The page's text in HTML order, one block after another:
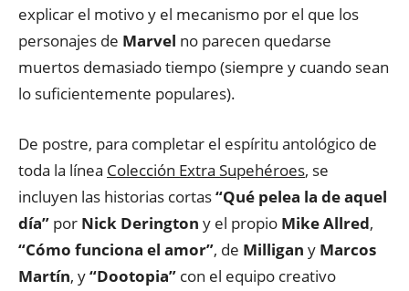
explicar el motivo y el mecanismo por el que los
personajes de Marvel no parecen quedarse
muertos demasiado tiempo (siempre y cuando sean
lo suficientemente populares).
De postre, para completar el espíritu antológico de
toda la línea Colección Extra Supehéroes, se
incluyen las historias cortas“Qué pelea la de aquel
día” por Nick Derington y el propio Mike Allred,
“Cómo funciona el amor”, de Milligan y Marcos
Martín, y“Dootopia” con el equipo creativo